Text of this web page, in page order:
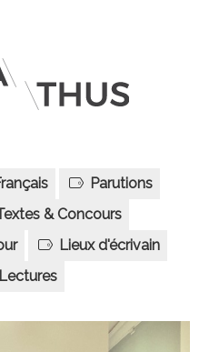
Parutions
& Concours
Lieux d'écrivain
Lectures